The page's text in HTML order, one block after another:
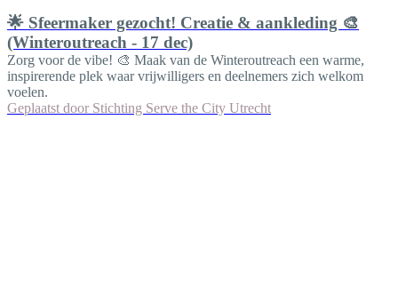
🌟 Sfeermaker gezocht! Creatie & aankleding 🎨
(Winteroutreach - 17 dec)
Zorg voor de vibe! 🎨 Maak van de Winteroutreach een warme,
inspirerende plek waar vrijwilligers en deelnemers zich welkom
voelen.
Geplaatst door Stichting Serve the City Utrecht